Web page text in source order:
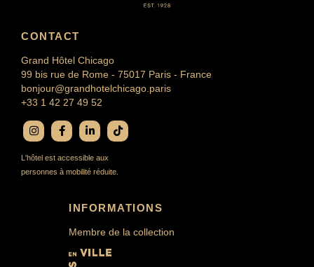
CONTACT
Grand Hôtel Chicago
99 bis rue de Rome - 75017 Paris - France
bonjour@grandhotelchicago.paris
+33 1 42 27 49 52
L'hôtel est accessible aux
personnes à mobilité réduite.
INFORMATIONS
Membre de la collection